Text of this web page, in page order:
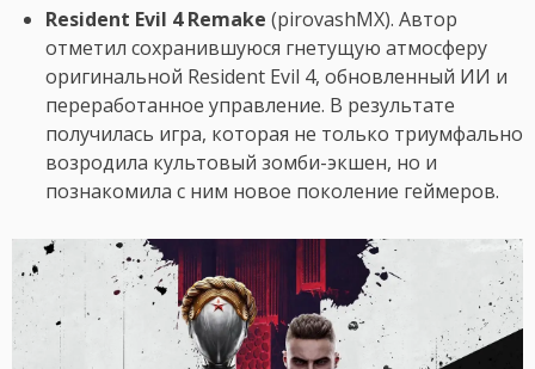
Resident Evil 4 Remake (pirovashMX). Автор
отметил сохранившуюся гнетущую атмосферу
оригинальной Resident Evil 4, обновленный ИИ и
переработанное управление. В результате
получилась игра, которая не только триумфально
возродила культовый зомби-экшен, но и
познакомила с ним новое поколение геймеров.